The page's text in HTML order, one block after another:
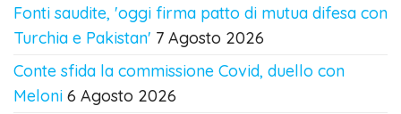
Fonti saudite, 'oggi firma patto di mutua difesa con
Turchia e Pakistan' 7 Agosto 2026
Conte sfida la commissione Covid, duello con
Meloni 6 Agosto 2026